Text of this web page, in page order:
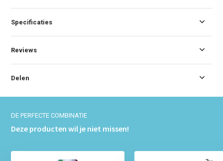
Specificaties
Reviews
Delen
DE PERFECTE COMBINATIE
Deze producten wil je niet missen!